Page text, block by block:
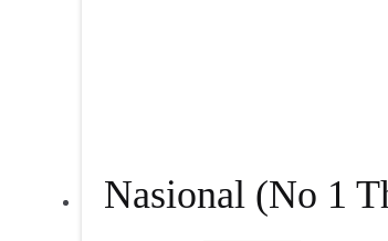
Nasional (No 1